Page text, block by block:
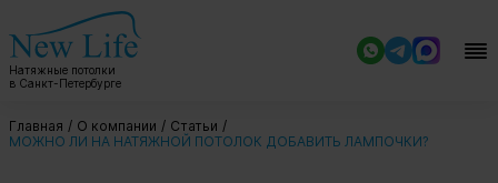
Натяжные потолки
в Санкт-Петербурге
Главная О компании
Статьи
МОЖНО ЛИ НА НАТЯЖНОЙ ПОТОЛОК ДОБАВИТЬ ЛАМПОЧКИ?